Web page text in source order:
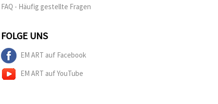
FAQ - Häufig gestellte Fragen
FOLGE UNS
EM ART auf Facebook
EM ART auf YouTube